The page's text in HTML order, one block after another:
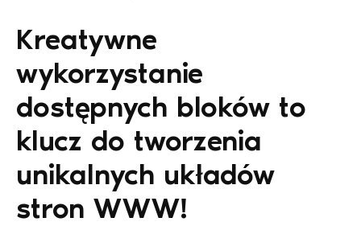
Kreatywne
wykorzystanie
dostępnych bloków to
klucz do tworzenia
unikalnych układów
stron WWW!